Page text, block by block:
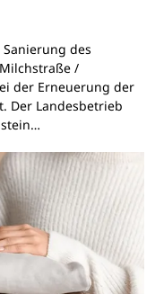
des
/
der Erneuerung der
Der Landesbetrieb